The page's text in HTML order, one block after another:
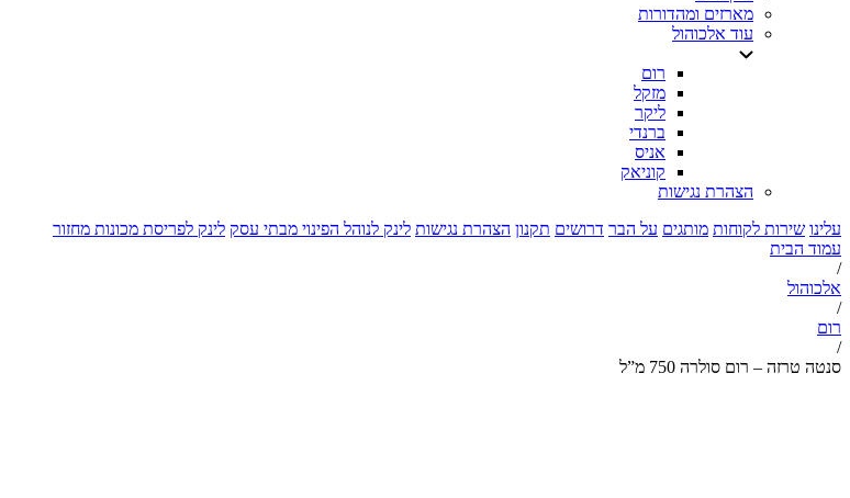
מארזים ומהדורות
עוד אלכוהול
רום
מזקל
ליקר
ברנדי
אניס
קוניאק
הצהרת נגישות
עלינו שירות לקוחות מותגים על הבר דרושים תקנון הצהרת נגישות לינק לנוהל הפינוי מבתי עסק לינק לפריסת מכונות מחזור
עמוד הבית
/
אלכוהול
/
רום
/
סנטה טרזה – רום סולרה 750 מ”ל